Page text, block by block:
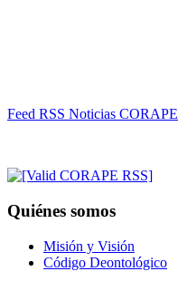
Feed RSS Noticias CORAPE
Quiénes somos
Misión y Visión
Código Deontológico